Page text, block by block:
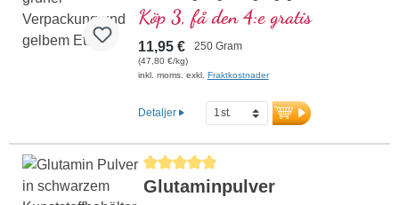
från alla tillsatser och baserat på
aminosyrorna cystein och metionin.
Köp 3, få den 4:e gratis
11,95 € 250 Gram
(47,80 €/kg)
inkl. moms. exkl. Fraktkostnader
Detaljer
Genomsnittligt betyg på 5 av 5 stjärnor
Glutaminpulver